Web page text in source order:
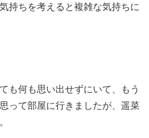
持ちを考えると複雑な気持ちに
も何も思い出せずにいて、もう
って部屋に行きましたが、遥菜